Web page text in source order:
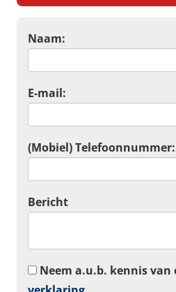
Naam:
E-mail:
(Mobiel) Telefoonnummer:
Bericht
Neem a.u.b. kennis van